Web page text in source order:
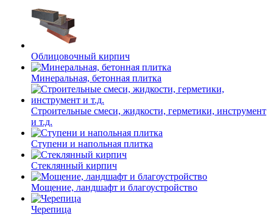
Облицовочный кирпич
Минеральная, бетонная плитка
Строительные смеси, жидкости, герметики, инструмент
и т.д.
Ступени и напольная плитка
Cтеклянный кирпич
Мощение, ландшафт и благоустройство
Черепица